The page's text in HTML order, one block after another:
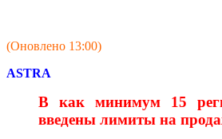
(Оновлено 13:00)
ASTRA
В как минимум 15
введены лимиты на